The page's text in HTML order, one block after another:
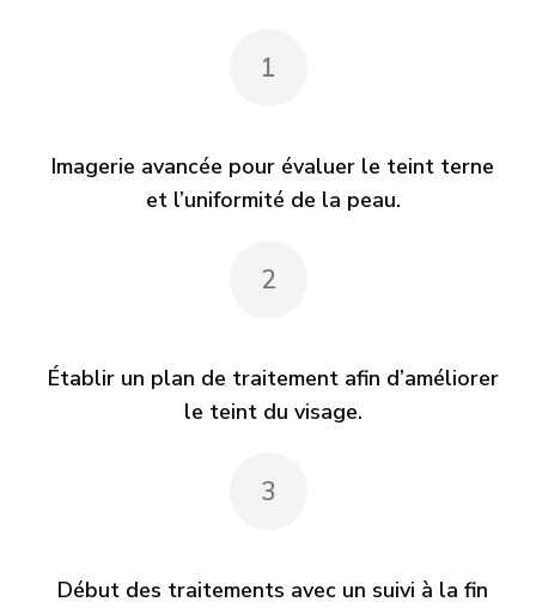
1
Imagerie avancée pour évaluer le teint terne
et l’uniformité de la peau.
2
Établir un plan de traitement afin d’améliorer
le teint du visage.
3
Début des traitements avec un suivi à la fin